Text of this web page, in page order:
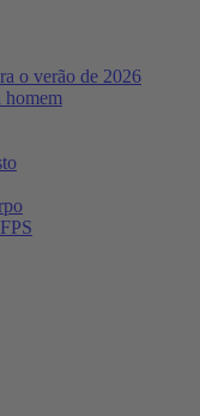
o verão de 2026
homem